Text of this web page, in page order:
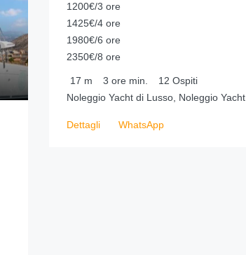
1200€/3 ore
1425€/4 ore
1980€/6 ore
2350€/8 ore
17 m 3 ore min. 12 Ospiti
Noleggio Yacht di Lusso, Noleggio Yacht
Dettagli WhatsApp